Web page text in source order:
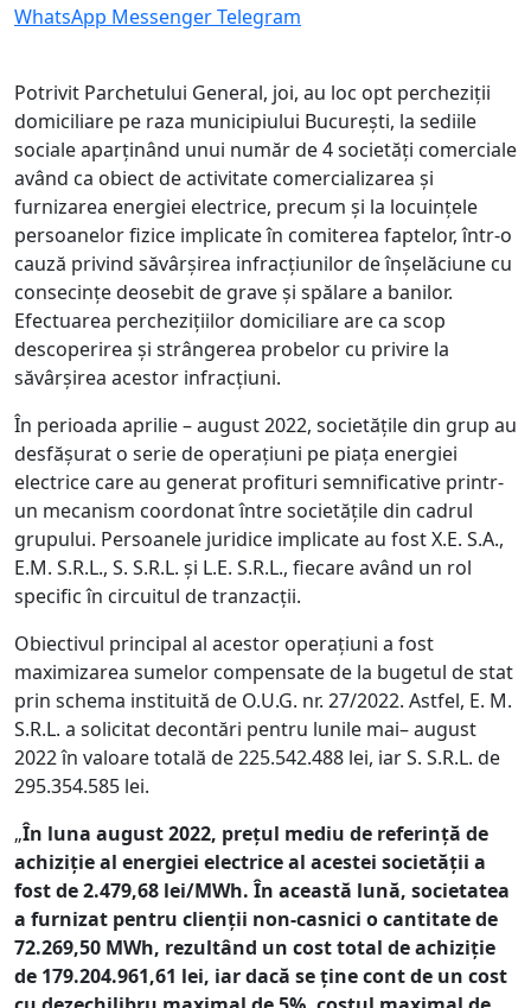
WhatsApp MessengerTelegram
Potrivit Parchetului General, joi, au loc opt percheziții
domiciliare pe raza municipiului București, la sediile
sociale aparținând unui număr de 4 societăți comerciale
având ca obiect de activitate comercializarea și
furnizarea energiei electrice, precum și la locuințele
persoanelor fizice implicate în comiterea faptelor, într-o
cauză privind săvârşirea infracţiunilor de înșelăciune cu
consecințe deosebit de grave și spălare a banilor.
Efectuarea perchezițiilor domiciliare are ca scop
descoperirea şi strângerea probelor cu privire la
săvârșirea acestor infracţiuni.
În perioada aprilie – august 2022, societățile din grup au
desfășurat o serie de operațiuni pe piața energiei
electrice care au generat profituri semnificative printr-
un mecanism coordonat între societățile din cadrul
grupului. Persoanele juridice implicate au fost X.E. S.A.,
E.M. S.R.L., S. S.R.L. și L.E. S.R.L., fiecare având un rol
specific în circuitul de tranzacții.
Obiectivul principal al acestor operațiuni a fost
maximizarea sumelor compensate de la bugetul de stat
prin schema instituită de O.U.G. nr. 27/2022. Astfel, E. M.
S.R.L. a solicitat decontări pentru lunile mai– august
2022 în valoare totală de 225.542.488 lei, iar S. S.R.L. de
295.354.585 lei.
„În luna august 2022, prețul mediu de referință de
achiziție al energiei electrice al acestei societății a
fost de 2.479,68 lei/MWh. În această lună, societatea
a furnizat pentru clienții non-casnici o cantitate de
72.269,50 MWh, rezultând un cost total de achiziție
de 179.204.961,61 lei, iar dacă se ține cont de un cost